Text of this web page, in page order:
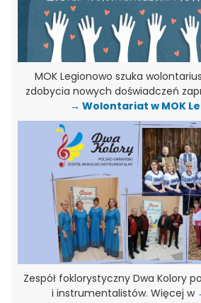
MOK Legionowo szuka
zdobycia nowych doświadczeń
→ Wolontariat w MOK
Zespół foklorystyczny Dwa Kolory
i instrumentalistów. Więcej w